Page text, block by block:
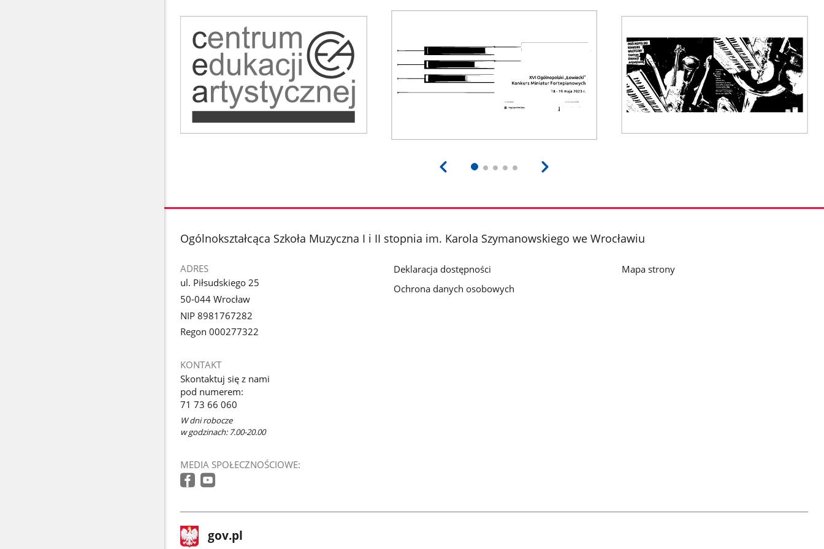
stopka
Ogólnokształcąca Szkoła Muzyczna I i II stopnia im. Karola Szymanowskiego we Wrocławiu
ADRES
ul. Piłsudskiego 25
50-044 Wrocław
NIP 8981767282
Regon 000277322
KONTAKT
Skontaktuj się z nami
pod numerem:
71 73 66 060
W dni robocze
w godzinach: 7.00-20.00
MEDIA SPOŁECZNOŚCIOWE:
Deklaracja dostępności
Ochrona danych osobowych
Mapa strony
stopka
gov.pl Strona
gov.pl